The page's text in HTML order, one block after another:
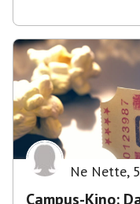
Ne Nette,
Campus-Kino: